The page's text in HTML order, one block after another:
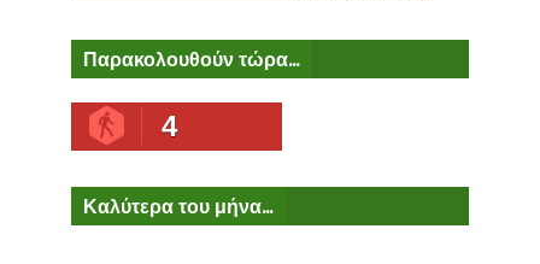
Παρακολουθούν τώρα...
4
Καλύτερα του μήνα...